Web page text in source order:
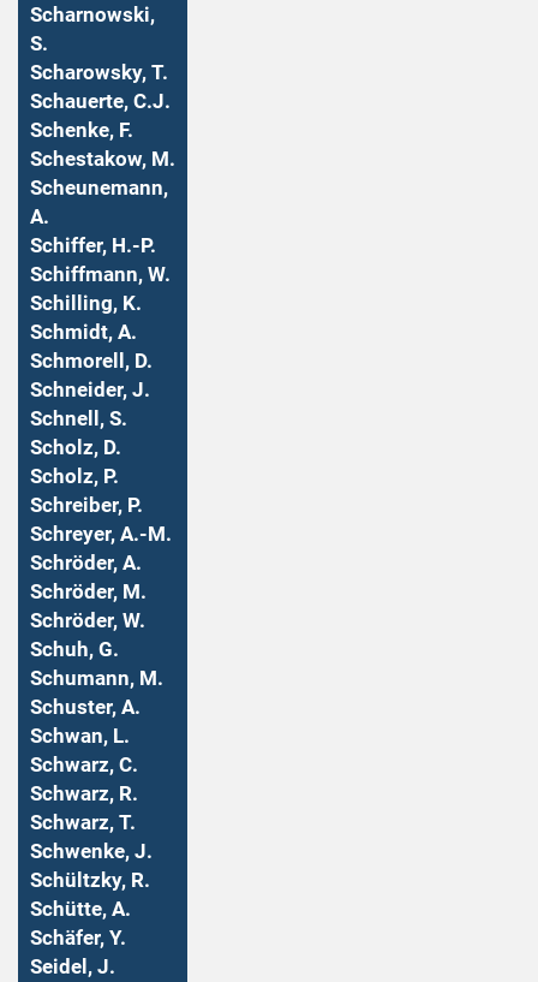
Scharnowski,
S.
Scharowsky, T.
Schauerte, C.J.
Schenke, F.
Schestakow, M.
Scheunemann,
A.
Schiffer, H.-P.
Schiffmann, W.
Schilling, K.
Schmidt, A.
Schmorell, D.
Schneider, J.
Schnell, S.
Scholz, D.
Scholz, P.
Schreiber, P.
Schreyer, A.-M.
Schröder, A.
Schröder, M.
Schröder, W.
Schuh, G.
Schumann, M.
Schuster, A.
Schwan, L.
Schwarz, C.
Schwarz, R.
Schwarz, T.
Schwenke, J.
Schültzky, R.
Schütte, A.
Schäfer, Y.
Seidel, J.